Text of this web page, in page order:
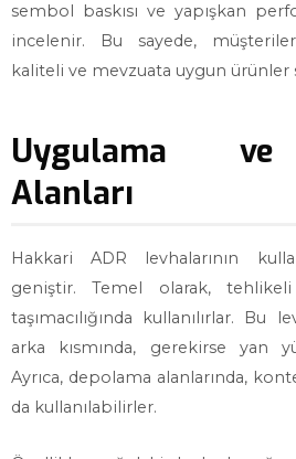
sembol baskısı ve yapışkan
incelenir. Bu sayede,
kaliteli ve mevzuata uygun ürünler
Uygulama ve
Alanları
Hakkari ADR levhalarının
geniştir. Temel olarak,
taşımacılığında kullanılırlar. Bu
arka kısmında, gerekirse yan
Ayrıca, depolama alanlarında,
da kullanılabilirler.